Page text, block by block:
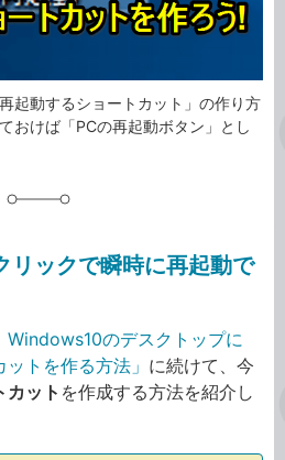
起動するショートカット」の作り方
おけば「PCの再起動ボタン」とし
リックで瞬時に再起動で
Windows10のデスクトップに
トを作る方法」 に続けて、今
カット を作成する方法を紹介し